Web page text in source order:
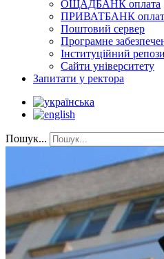
ОЩАДБАНК оплата
ПРИВАТБАНК
Поштовий сервер
Програмне
Інституційний
Сайти університету
Запитати у ректора
Пошук...